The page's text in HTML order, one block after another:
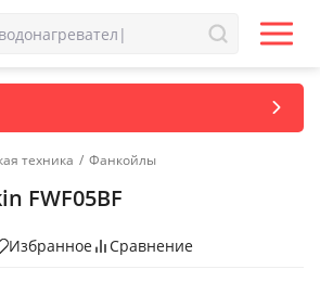
техника / Фанкойлы
FWF05BF
Избранное Сравнение